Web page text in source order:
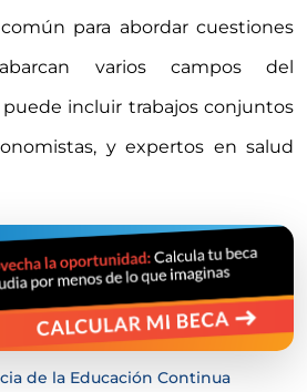
para abordar cuestiones
varios campos del
incluir trabajos conjuntos
y expertos en salud
de la Educación Continua